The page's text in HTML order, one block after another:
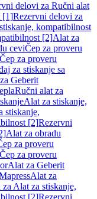
delovi za Ručni alat
[1]Rezervni delovi za
kompatibilnost
[2]Alat za
ceviČep za proveru
za proveru
za stiskanje sa
Geberit
Ručni alat za
Alat za stiskanje,
stiskanje,
[2]Rezervni
Alat za obradu
za proveru
za proveru
Alat za Geberit
Alat za
Alat za stiskanje,
[2]Rezervni